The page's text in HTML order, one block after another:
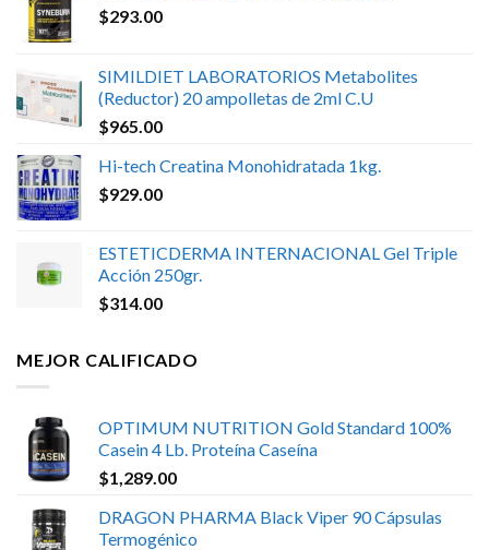
$293.00
SIMILDIET LABORATORIOS Metabolites
(Reductor) 20 ampolletas de 2ml C.U
$965.00
Hi-tech Creatina Monohidratada 1kg.
$929.00
ESTETICDERMA INTERNACIONAL Gel Triple
Acción 250gr.
$314.00
MEJOR CALIFICADO
OPTIMUM NUTRITION Gold Standard 100%
Casein 4 Lb. Proteína Caseína
$1,289.00
DRAGON PHARMA Black Viper 90 Cápsulas
Termogénico